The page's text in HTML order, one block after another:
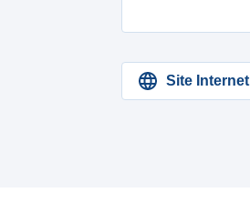
Site Internet